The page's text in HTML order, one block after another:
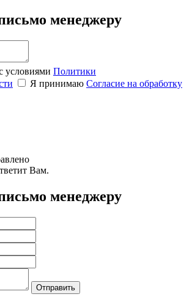
менеджеру
условиями Политики
Я принимаю Согласие на обработку
Вам.
менеджеру